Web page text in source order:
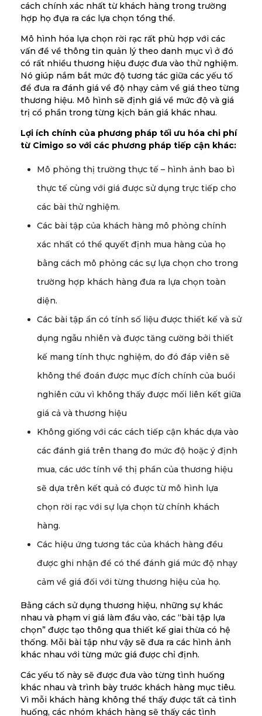
cách chính xác nhất từ khách hàng trong trường
hợp họ đựa ra các lựa chọn tổng thể.
Mô hình hóa lựa chọn rời rạc rất phù hợp với các
vấn đề về thông tin quản lý theo danh mục vì ở đó
có rất nhiều thương hiệu được đưa vào thử nghiệm.
Nó giúp nắm bắt mức độ tương tác giữa các yếu tố
để đưa ra đánh giá về độ nhạy cảm về giá theo từng
thương hiệu. Mô hình sẽ định giá về mức độ và giá
trị cổ phần trong từng kịch bản giá khác nhau.
Lợi ích chính của phương pháp tối ưu hóa chi phí
từ Cimigo so với các phương pháp tiếp cận khác:
Mô phỏng thị trường thực tế – hình ảnh bao bì
thực tế cùng với giá được sử dụng trực tiếp cho
các bài thử nghiệm.
Các bài tập của khách hàng mô phỏng chính
xác nhất có thể quyết định mua hàng của họ
bằng cách mô phỏng các sự lựa chọn cho trong
trường hợp khách hàng đưa ra lựa chọn toàn
diện.
Các bài tập ẩn có tính số liệu được thiết kế và sử
dụng ngẫu nhiên và được tăng cường bởi thiết
kế mang tính thực nghiệm, do đó đáp viên sẽ
không thể đoán được mục đích chính của buổi
nghiên cứu vì không thấy được mối liên kết giữa
giá cả và thương hiệu
Không giống với các cách tiếp cận khác dựa vào
các đánh giá trên thang đo mức độ hoặc ý định
mua, các ước tính về thị phần của thương hiệu
sẽ dựa trên kết quả có được từ mô hình lựa
chọn rời rạc với sự lựa chọn từ chính khách
hàng.
Các hiệu ứng tương tác của khách hàng đều
được ghi nhận để có thể đánh giá mức độ nhạy
cảm về giá đối với từng thương hiệu của họ.
Bằng cách sử dụng thương hiệu, những sự khác
nhau và phạm vi giá làm đầu vào, các “bài tập lựa
chọn” được tạo thông qua thiết kế giai thừa có hệ
thống. Mỗi bài tập như vậy sẽ đưa ra các hình ảnh
khác nhau với từng mức giá được chỉ định.
Các yếu tố này sẽ được đưa vào từng tình huống
khác nhau và trình bày trước khách hàng mục tiêu.
Vì mỗi khách hàng không thể thấy được tất cả tình
huống, các nhóm khách hàng sẽ thấy các tình